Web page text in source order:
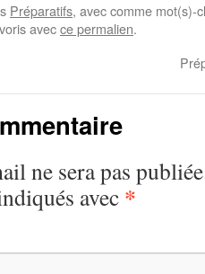
Préparatifs, avec comme mot(s)-
avecce permalien.
ne sera pas
avec *